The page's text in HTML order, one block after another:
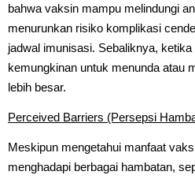
bahwa vaksin mampu melindungi
menurunkan risiko komplikasi
jadwal imunisasi. Sebaliknya,
kemungkinan untuk menunda atau
lebih besar.
Perceived Barriers (Persepsi
Meskipun mengetahui manfaat
menghadapi berbagai hambatan,